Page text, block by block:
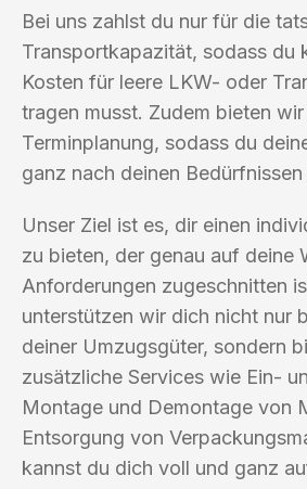
Bei uns zahlst du nur für die
Transportkapazität, sodass du
Kosten für leere LKW- oder
tragen musst. Zudem bieten
Terminplanung, sodass du
ganz nach deinen
Unser Ziel ist es, dir einen
zu bieten, der genau auf deine
Anforderungen zugeschnitten
unterstützen wir dich nicht nur
deiner Umzugsgüter, sondern
zusätzliche Services wie Ein-
Montage und Demontage von
Entsorgung von
kannst du dich voll und ganz